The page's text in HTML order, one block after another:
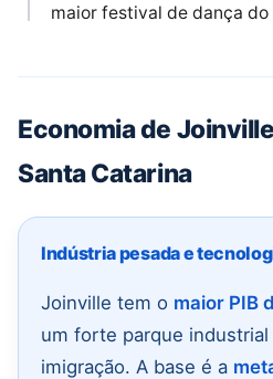
maior festival de dança do
Economia de
Santa Catarina
Indústria pesada e
Joinville tem o maior PIB
um forte parque industrial
imigração. A base é a